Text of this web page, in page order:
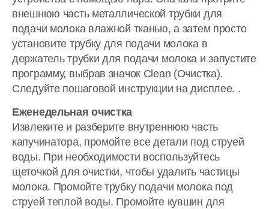
внешнюю часть металлической трубки для
подачи молока влажной тканью, а затем просто
установите трубку для подачи молока в
держатель трубки для подачи молока и запустите
программу, выбрав значок Clean (Очистка).
Следуйте пошаговой инструкции на дисплее. .
Еженедельная очистка
Извлеките и разберите внутреннюю часть
капучинатора, промойте все детали под струей
воды. При необходимости воспользуйтесь
щеточкой для очистки, чтобы удалить частицы
молока. Промойте трубку подачи молока под
струей теплой воды. Промойте кувшин для